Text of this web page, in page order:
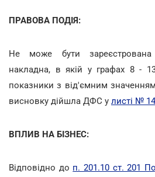
ПРАВОВА ПОДІЯ:
Не може бути
накладна, в якій у графах 8 -
показники з від'ємним
висновку дійшла ДФС у листі №
ВПЛИВ НА БІЗНЕС:
Відповідно до п. 201.10 ст. 201